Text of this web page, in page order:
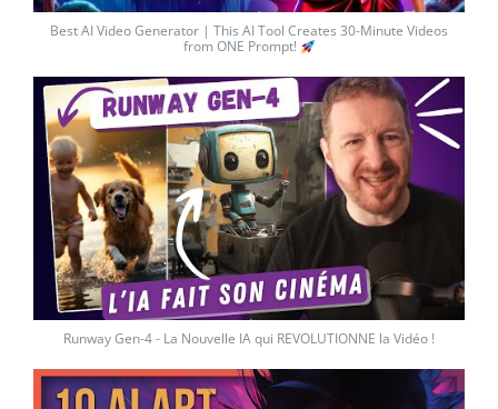
Best AI Video Generator | This AI Tool Creates 30-Minute Videos
from ONE Prompt!
Runway Gen-4 - La Nouvelle IA qui REVOLUTIONNE la Vidéo !